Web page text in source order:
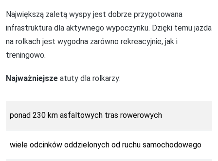
Największą zaletą wyspy jest dobrze przygotowana
infrastruktura dla aktywnego wypoczynku. Dzięki temu jazda
na rolkach jest wygodna zarówno rekreacyjnie, jak i
treningowo.
Najważniejsze atuty dla rolkarzy:
ponad 230 km asfaltowych tras rowerowych
wiele odcinków oddzielonych od ruchu samochodowego